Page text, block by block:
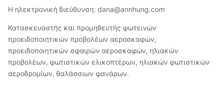
Η ηλεκτρονική διεύθυνση: dana@annhung.com
Κατασκευαστής και προμηθευτής φωτεινών
προειδοποιητικών προβολέων αεροσκαφών,
προειδοποιητικών σφαιρών αεροσκαφών, ηλιακών
προβολέων, φωτιστικών ελικοπτέρων, ηλιακών φωτιστικών
αεροδρομίων, θαλάσσιων φανάρων.